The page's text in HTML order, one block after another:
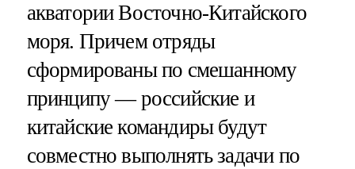
акватории Восточно-Китайского
моря. Причем отряды
сформированы по смешанному
принципу — российские и
китайские командиры будут
совместно выполнять задачи по